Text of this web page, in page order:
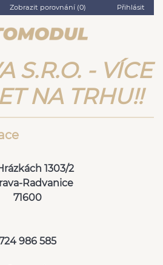
Zobrazit porovnání (0) Přihlásit
S.R.O. - VÍCE
NA TRHU!!
1303/2
Radvanice
71600
986 585